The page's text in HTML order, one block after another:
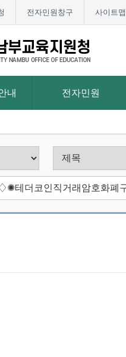
전자민원창구 사이트맵
내 전자민원